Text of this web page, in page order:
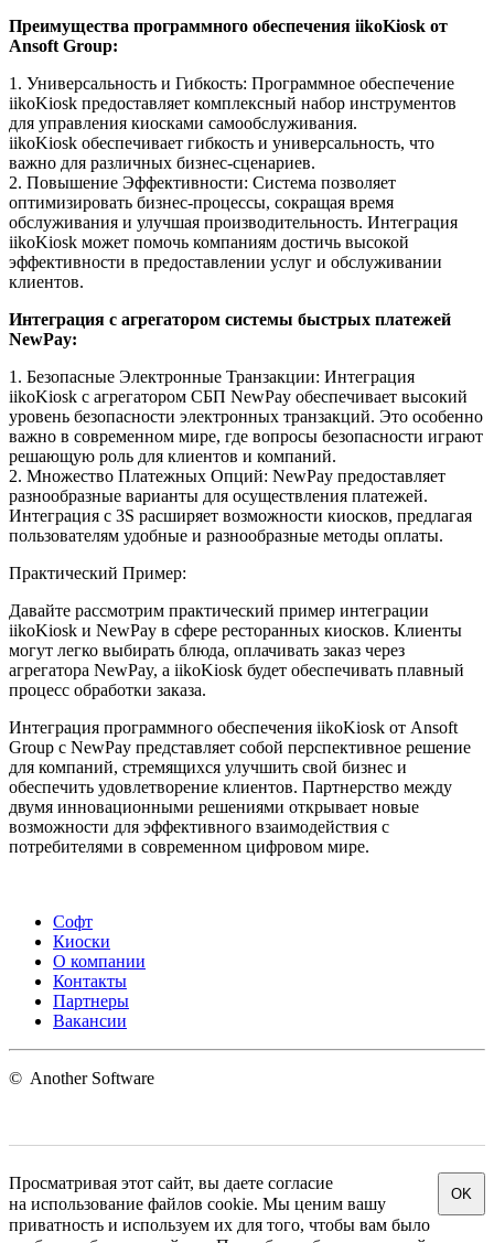
Преимущества программного обеспечения iikoKiosk от
Ansoft Group:
1. Универсальность и Гибкость: Программное обеспечение
iikoKiosk предоставляет комплексный набор инструментов
для управления киосками самообслуживания.
iikoKiosk обеспечивает гибкость и универсальность, что
важно для различных бизнес-сценариев.
2. Повышение Эффективности: Система позволяет
оптимизировать бизнес-процессы, сокращая время
обслуживания и улучшая производительность. Интеграция
iikoKiosk может помочь компаниям достичь высокой
эффективности в предоставлении услуг и обслуживании
клиентов.
Интеграция с агрегатором системы быстрых платежей
NewPay:
1. Безопасные Электронные Транзакции: Интеграция
iikoKiosk с агрегатором СБП NewPay обеспечивает высокий
уровень безопасности электронных транзакций. Это особенно
важно в современном мире, где вопросы безопасности играют
решающую роль для клиентов и компаний.
2. Множество Платежных Опций: NewPay предоставляет
разнообразные варианты для осуществления платежей.
Интеграция с 3S расширяет возможности киосков, предлагая
пользователям удобные и разнообразные методы оплаты.
Практический Пример:
Давайте рассмотрим практический пример интеграции
iikoKiosk и NewPay в сфере ресторанных киосков. Клиенты
могут легко выбирать блюда, оплачивать заказ через
агрегатора NewPay, а iikoKiosk будет обеспечивать плавный
процесс обработки заказа.
Интеграция программного обеспечения iikoKiosk от Ansoft
Group с NewPay представляет собой перспективное решение
для компаний, стремящихся улучшить свой бизнес и
обеспечить удовлетворение клиентов. Партнерство между
двумя инновационными решениями открывает новые
возможности для эффективного взаимодействия с
потребителями в современном цифровом мире.
Софт
Киоски
О компании
Контакты
Партнеры
Вакансии
© Another Software
Просматривая этот сайт, вы даете согласие
на использование файлов cookie. Мы ценим вашу
приватность и используем их для того, чтобы вам было
OK